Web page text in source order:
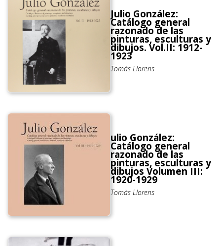
Julio González:
Catálogo general
razonado de las
pinturas, esculturas y
dibujos. Vol.II: 1912-
1923
Tomàs Llorens
ulio González:
Catálogo general
razonado de las
pinturas, esculturas y
dibujos Volumen III:
1920-1929
Tomàs Llorens